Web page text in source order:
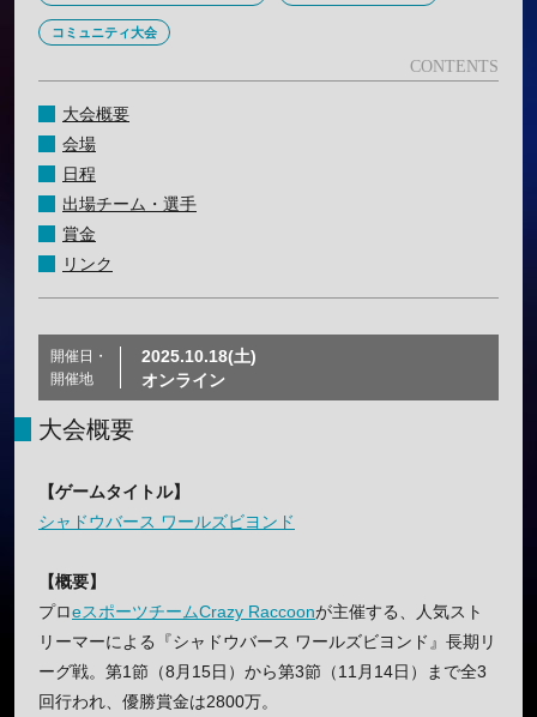
コミュニティ大会
大会概要
会場
日程
出場チーム・選手
賞金
リンク
開催日・
開催地
2025.10.18(土)
オンライン
大会概要
【ゲームタイトル】
シャドウバース ワールズビヨンド
【概要】
プロeスポーツチームCrazy Raccoonが主催する、人気スト
リーマーによる『シャドウバース ワールズビヨンド』長期リ
ーグ戦。第1節（8月15日）から第3節（11月14日）まで全3
回行われ、優勝賞金は2800万。